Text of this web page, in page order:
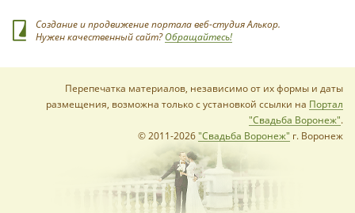
Создание и продвижение портала веб-студия Алькор.
Нужен качественный сайт?Обращайтесь!
Перепечатка материалов, независимо от их формы и даты
размещения, возможна только с установкой ссылки на Портал
"Свадьба Воронеж".
© 2011-2026"Свадьба Воронеж" г. Воронеж